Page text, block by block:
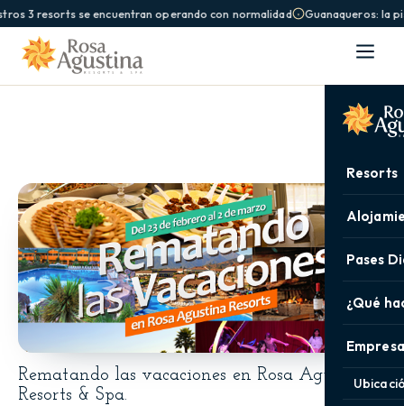
3 resorts se encuentran operando con normalidad Guanaqueros: la
Resorts
Pases
¿Qué
Rematando las vacaciones en Rosa Agustina
Resorts & Spa.